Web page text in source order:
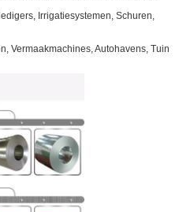
Irrigatiesystemen, Schuren,
Vermaakmachines, Autohavens, Tuin